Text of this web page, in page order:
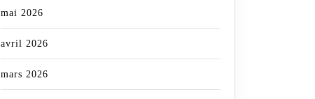
mai 2026
avril 2026
mars 2026